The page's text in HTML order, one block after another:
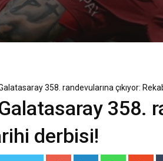
358. randevularına çıkıyor:
358.
derbisi!